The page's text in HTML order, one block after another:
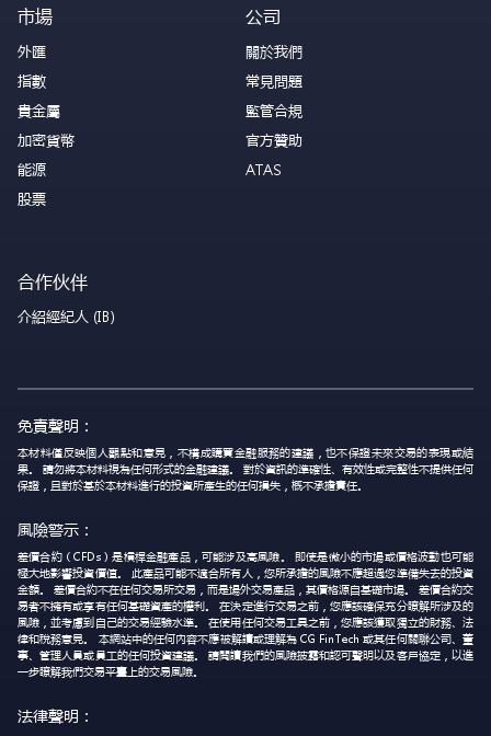
市場
外匯
指數
貴金屬
加密貨幣
能源
股票
公司
關於我們
常見問題
監管合規
官方贊助
ATAS
合作伙伴
介紹經紀人 (IB)
免責聲明：
本材料僅反映個人觀點和意見，不構成購買金融服務的建議，也不保證未來交易的表現或結
果。 請勿將本材料視為任何形式的金融建議。 對於資訊的準確性、有效性或完整性不提供任何
保證，且對於基於本材料進行的投資所產生的任何損失，概不承擔責任。
風險警示：
差價合約（CFDs）是槓桿金融產品，可能涉及高風險。 即使是微小的市場或價格波動也可能
極大地影響投資價值。 此產品可能不適合所有人，您所承擔的風險不應超過您準備失去的投資
金額。 差價合約不在任何交易所交易，而是場外交易產品，其價格源自基礎市場。 差價合約交
易者不擁有或享有任何基礎資產的權利。 在決定進行交易之前，您應該確保充分瞭解所涉及的
風險，並考慮到自己的交易經驗水準。 在使用任何交易工具之前，您應該獲取獨立的財務、法
律和稅務意見。 本網站中的任何內容不應被解讀或理解為 CG FinTech 或其任何關聯公司、董
事、管理人員或員工的任何投資建議。 請閱讀我們的風險披露和認可聲明以及客戶協定，以進
一步瞭解我們交易平臺上的交易風險。
法律聲明：